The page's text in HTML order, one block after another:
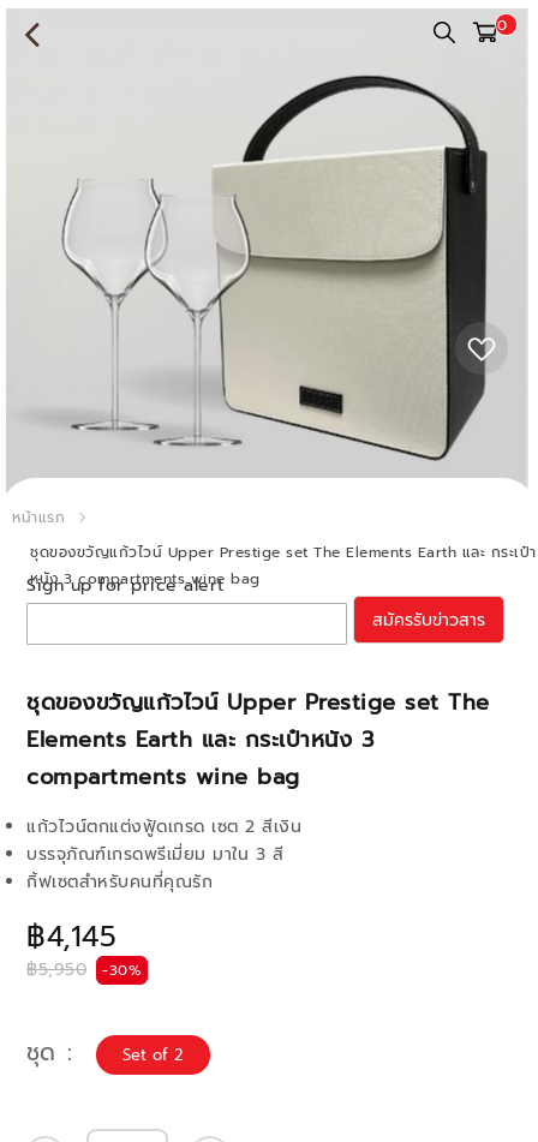
0
หน้าแรก
ชุดของขวัญแก้วไวน์ Upper Prestige set The Elements Earth และ กระเป๋า
หนัง 3 compartments wine bag
ชุดของขวัญแก้วไวน์ Upper Prestige set The
Elements Earth และ กระเป๋าหนัง 3
compartments wine bag
฿4,145
฿5,950 -30%
แก้วไวน์ตกแต่งฟู้ดเกรด เซต 2 สีเงิน
บรรจุภัณฑ์เกรดพรีเมี่ยม มาใน 3 สี
กิ้ฟเซตสำหรับคนที่คุณรัก
Sign up for price alert
สมัครรับข่าวสาร
ชุด Set of 2